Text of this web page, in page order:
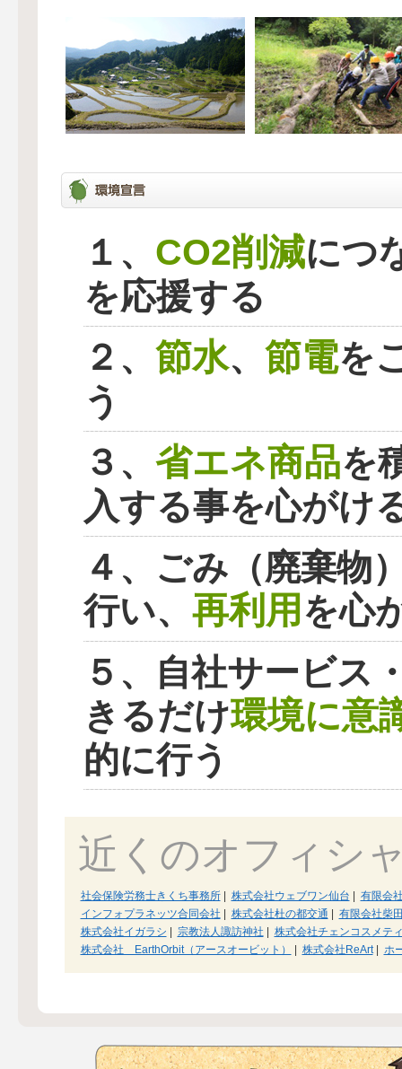
１、 CO2削減につ
を応援する
２、 節水、 節電を
う
３、 省エネ商品を
入する事を心がけ
４、ごみ（廃棄物
行い、 再利用を心
５、自社サービス
きるだけ環境に意
的に行う
近くのオフィシ
社会保険労務士きくち事務所| 株式会社ウェブワン仙台
有限会
インフォプラネッツ合同会社
株式会社杜の都交通
有限会社柴
株式会社イガラシ
宗教法人諏訪神社
株式会社チェンコスメテ
株式会社 EarthOrbit（アースオービット）
株式会社ReArt| ホ